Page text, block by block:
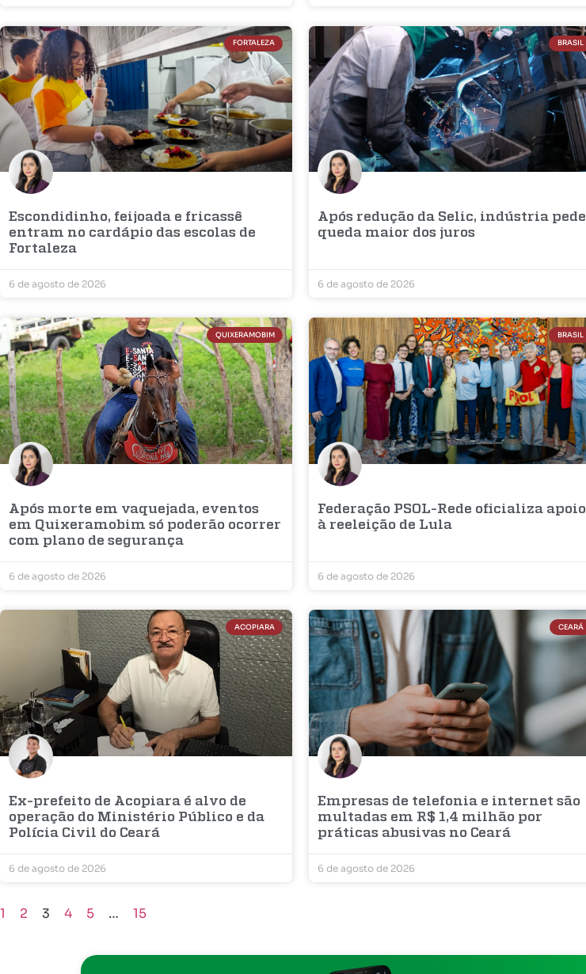
FORTALEZA
Escondidinho, feijoada e fricassê
entram no cardápio das escolas de
Fortaleza
6 de agosto de 2026
BRASIL
Após redução da Selic, indústria pede
queda maior dos juros
6 de agosto de 2026
QUIXERAMOBIM
Após morte em vaquejada, eventos
em Quixeramobim só poderão ocorrer
com plano de segurança
6 de agosto de 2026
BRASIL
Federação PSOL-Rede oficializa apoio
à reeleição de Lula
6 de agosto de 2026
ACOPIARA
Ex-prefeito de Acopiara é alvo de
operação do Ministério Público e da
Polícia Civil do Ceará
6 de agosto de 2026
CEARÁ
Empresas de telefonia e internet são
multadas em R$ 1,4 milhão por
práticas abusivas no Ceará
6 de agosto de 2026
1 2 3 4 5 … 15